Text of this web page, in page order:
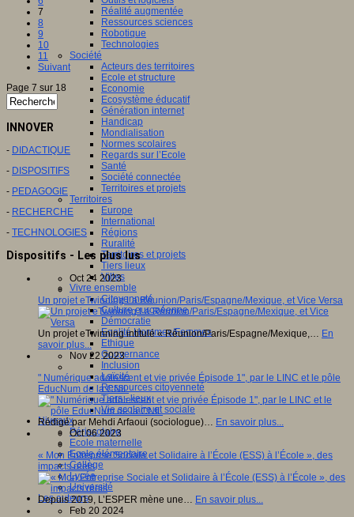
Réalité augmentée
Ressources sciences
Robotique
Technologies
Société
Acteurs des territoires
Ecole et structure
Economie
Ecosystème éducatif
Génération internet
Handicap
Mondialisation
Normes scolaires
Regards sur l’Ecole
Santé
Société connectée
Territoires et projets
Territoires
Europe
International
Régions
Ruralité
Territoires et projets
Tiers lieux
Villes
Vivre ensemble
Citoyenneté
Culture européenne
Démocratie
Egalité Hommes/Femmes
Ethique
Gouvernance
Inclusion
Laïcité
Ressources citoyenneté
Tiers - lieux
Vie scolaire et sociale
Niveaux
Périscolaire
Ecole maternelle
Ecole élémentaire
Collège
Lycée
Université
Les auteurs
7
8
9
10
11
Suivant
Page 7 sur 18
INNOVER
- DIDACTIQUE
- DISPOSITIFS
- PEDAGOGIE
- RECHERCHE
- TECHNOLOGIES
Dispositifs - Les plus lus
Oct 24 2023
Un projet eTwinning La Réunion/Paris/Espagne/Mexique, et Vice Versa
Un projet eTwinning intitulé « Réunion/Paris/Espagne/Mexique,… En
savoir plus...
Nov 22 2023
" Numérique adolescent et vie privée Épisode 1", par le LINC et le pôle
EducNum de la CNIL
Rédigé par Mehdi Arfaoui (sociologue)… En savoir plus...
Oct 06 2023
« Mon Entreprise Sociale et Solidaire à l’École (ESS) à l’École », des
impacts réels
Depuis 2019, L’ESPER mène une… En savoir plus...
Feb 20 2024